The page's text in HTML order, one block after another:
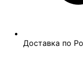
Доставка по